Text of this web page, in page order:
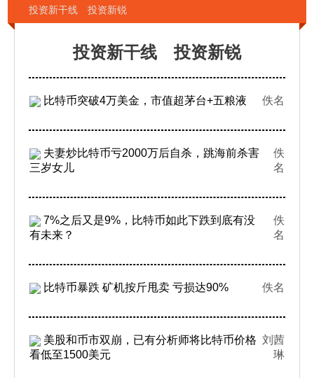
投资新干线 投资新锐
投资新干线 投资新锐
比特币突破4万美金，市值超茅台+五粮液 佚名
夫妻炒比特币亏2000万后自杀，跳海前杀害
三岁女儿
佚
名
7%之后又是9%，比特币如此下跌到底有没
有未来？
佚
名
比特币暴跌 矿机按斤甩卖 亏损达90% 佚名
美股和币市双崩，已有分析师将比特币价格
看低至1500美元
刘茜
琳